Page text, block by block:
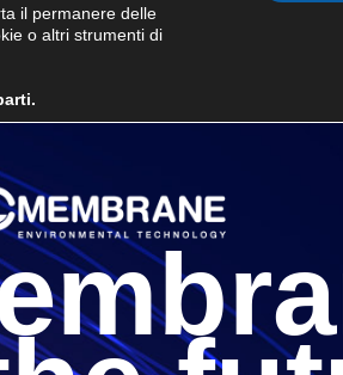
il permanere delle
o altri strumenti di